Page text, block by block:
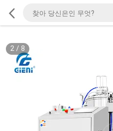
2/ 8